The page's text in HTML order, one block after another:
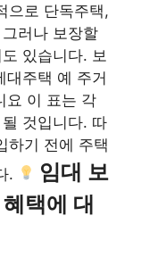
으로 단독주택,
러나 보장할
있습니다. 보
대주택 예 주거
요 이 표는 각
것입니다. 따
하기 전에 주택
.
임대 보
택에 대